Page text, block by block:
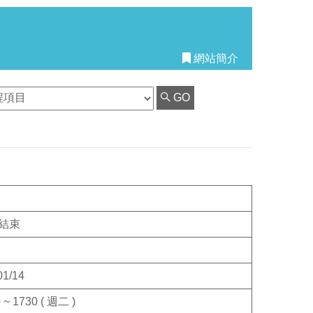
網站簡介
GO
束
14
~ 1730 ( 週二 )